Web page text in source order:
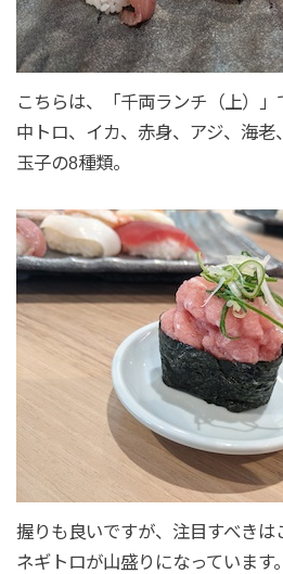
こちらは、「千両ランチ（上）」
中トロ、イカ、赤身、アジ、海老
玉子の8種類。
握りも良いですが、注目すべきは
ネギトロが山盛りになっています。